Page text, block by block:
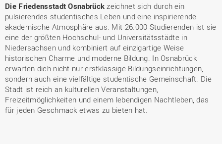
Die Friedensstadt Osnabrück zeichnet sich durch ein
pulsierendes studentisches Leben und eine inspirierende
akademische Atmosphäre aus. Mit 26.000 Studierenden ist sie
eine der größten Hochschul- und Universitätsstädte in
Niedersachsen und kombiniert auf einzigartige Weise
historischen Charme und moderne Bildung. In Osnabrück
erwarten dich nicht nur erstklassige Bildungseinrichtungen,
sondern auch eine vielfältige studentische Gemeinschaft. Die
Stadt ist reich an kulturellen Veranstaltungen,
Freizeitmöglichkeiten und einem lebendigen Nachtleben, das
für jeden Geschmack etwas zu bieten hat.